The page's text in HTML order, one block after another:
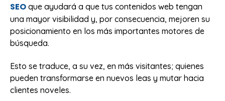
SEO que ayudará a que tus contenidos web tengan
una mayor visibilidad y, por consecuencia, mejoren su
posicionamiento en los más importantes motores de
búsqueda.
Esto se traduce, a su vez, en más visitantes; quienes
pueden transformarse en nuevos leas y mutar hacia
clientes noveles.